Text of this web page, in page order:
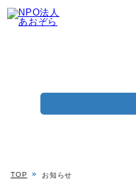
TOP お知らせ